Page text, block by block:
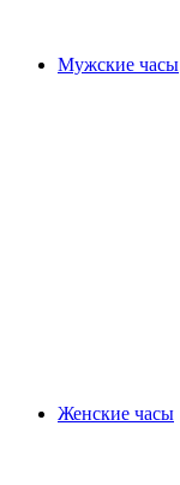
Мужские часы
Женские часы